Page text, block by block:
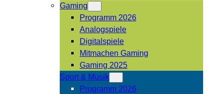
Gaming
Programm 2026
Analogspiele
Digitalspiele
Mitmachen Gaming
Gaming 2025
Sport & Musik
Programm 2026